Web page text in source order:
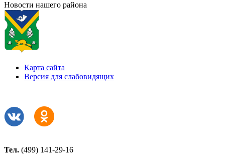
Новости нашего района
Карта сайта
Версия для слабовидящих
Тел. (499) 141-29-16